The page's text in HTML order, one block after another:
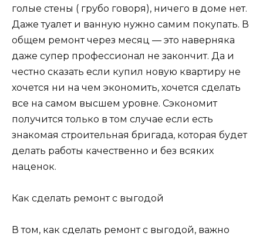
голые стены ( грубо говоря), ничего в доме нет.
Даже туалет и ванную нужно самим покупать. В
общем ремонт через месяц — это наверняка
даже супер профессионал не закончит. Да и
честно сказать если купил новую квартиру не
хочется ни на чем экономить, хочется сделать
все на самом высшем уровне. Сэкономит
получится только в том случае если есть
знакомая строительная бригада, которая будет
делать работы качественно и без всяких
наценок.
Как сделать ремонт с выгодой
В том, как сделать ремонт с выгодой, важно